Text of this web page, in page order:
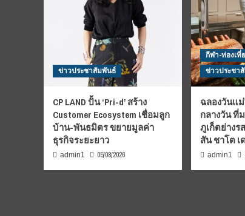
ข่าวประชาสัมพันธ์
CP LAND ปั้น ‘Pri-d’ สร้าง
Customer Ecosystem เชื่อมลูก
บ้าน-พันธมิตร ขยายมูลค่า
ธุรกิจระยะยาว
admin1 05/08/2026
กีฬา-ท่องเที่
ข่าวประชา
ฉลองวันแ
กลางวัน ที่
ภูเก็ตย่างร
สัน ชาโต
admin1